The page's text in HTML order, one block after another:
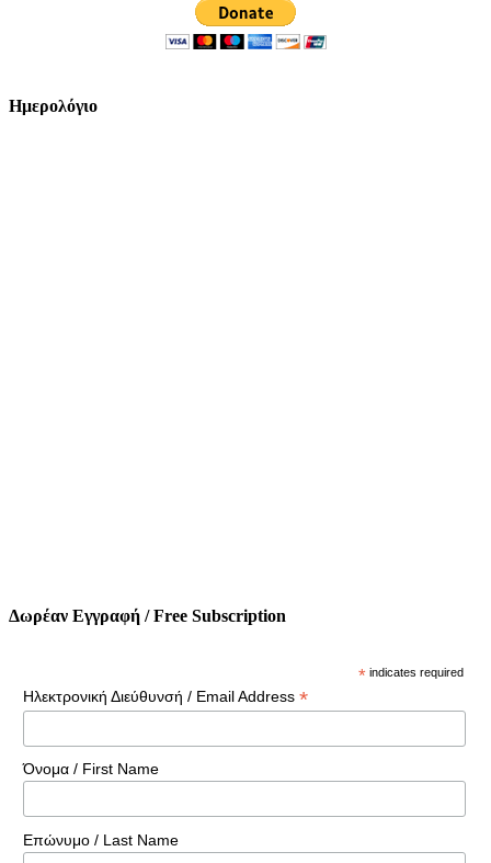
Ημερολόγιο
Δωρέαν Εγγραφή / Free Subscription
* indicates required
Ηλεκτρονική Διεύθυνσή / Email Address *
Όνομα / First Name
Επώνυμο / Last Name